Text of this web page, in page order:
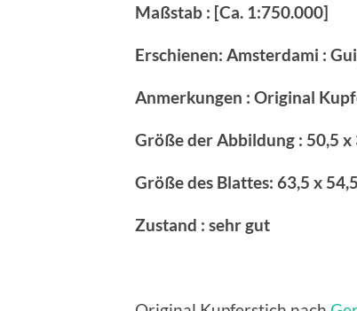
Maßstab : [Ca. 1:750.000]
Erschienen: Amsterdami :
Anmerkungen : Original
Größe der Abbildung : 50,5 x
Größe des Blattes: 63,5 x
Zustand : sehr gut